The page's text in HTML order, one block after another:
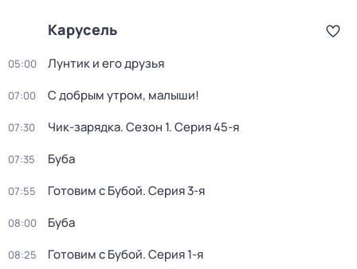
Карусель
05:00 Лунтик и его друзья
07:00 С добрым утром, малыши!
07:30 Чик-зарядка. Сезон 1. Серия 45-я
07:35 Буба
07:55 Готовим с Бубой. Серия 3-я
08:00 Буба
08:25 Готовим с Бубой. Серия 1-я